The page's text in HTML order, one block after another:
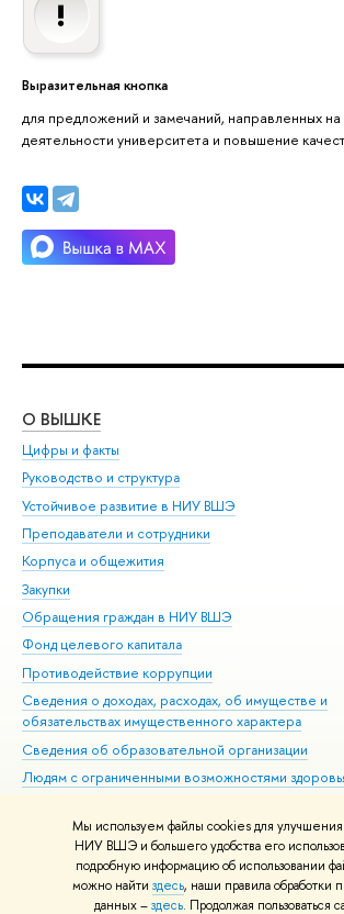
Мы используем файлы cookies для улучшения
НИУ ВШЭ и большего удобства его
подробную информацию об использовании
можно найти здесь, наши правила обработки
данных –здесь. Продолжая пользоваться
Выразительная кнопка
для предложений и замечаний, направленных
деятельности университета и повышение
О ВЫШКЕ
Цифры и факты
Руководство и структура
Устойчивое развитие в НИУ ВШЭ
Преподаватели и сотрудники
Корпуса и общежития
Закупки
Обращения граждан в НИУ ВШЭ
Фонд целевого капитала
Противодействие коррупции
Сведения о доходах, расходах, об имуществе и
обязательствах имущественного характера
Сведения об образовательной организации
Людям с ограниченными возможностями
Работа в Вышке